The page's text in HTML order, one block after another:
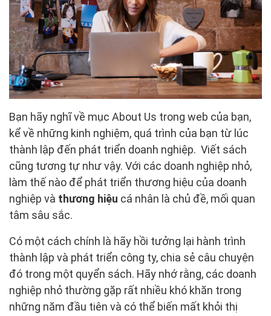
Bạn hãy nghĩ về mục About Us trong web của bạn,
kể về những kinh nghiệm, quá trình của bạn từ lúc
thành lập đến phát triển doanh nghiệp. Viết sách
cũng tương tự như vậy. Với các doanh nghiệp nhỏ,
làm thế nào để phát triển thương hiệu của doanh
nghiệp và thương hiệu cá nhân là chủ đề, mối quan
tâm sâu sắc.
Có một cách chính là hãy hồi tưởng lại hành trình
thành lập và phát triển công ty, chia sẻ câu chuyện
đó trong một quyển sách. Hãy nhớ rằng, các doanh
nghiệp nhỏ thường gặp rất nhiều khó khăn trong
những năm đầu tiên và có thể biến mất khỏi thị